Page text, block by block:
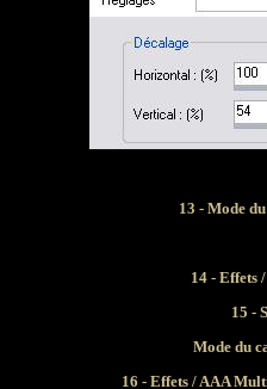
13 - Mode
14 - Effets
15 -
Mode du
16 - Effets / AAA